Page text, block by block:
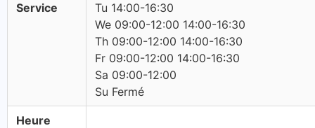
Service
Tu 14:00-16:30
We 09:00-12:00 14:00-16:30
Th 09:00-12:00 14:00-16:30
Fr 09:00-12:00 14:00-16:30
Sa 09:00-12:00
Su Fermé
Heure